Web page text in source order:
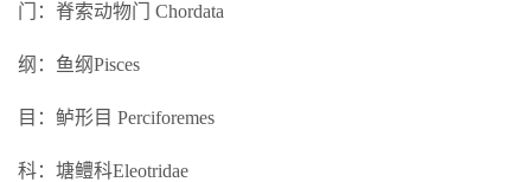
门：脊索动物门 Chordata
纲：鱼纲Pisces
目：鲈形目 Perciforemes
科：塘鳢科Eleotridae